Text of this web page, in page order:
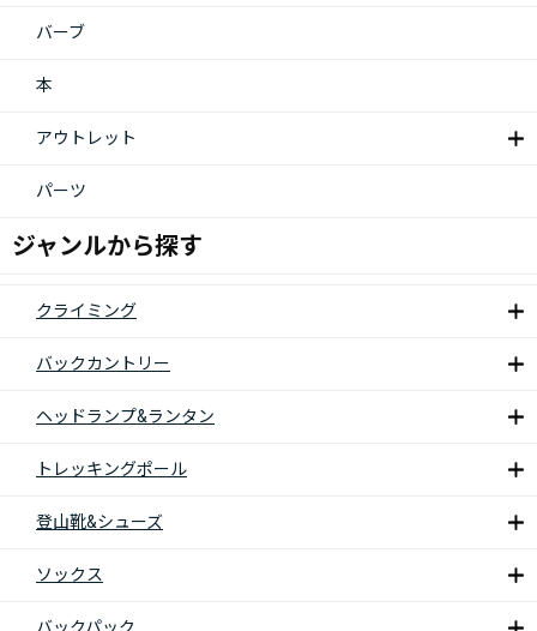
バーブ
本
アウトレット
パーツ
ジャンルから探す
クライミング
バックカントリー
ヘッドランプ&ランタン
トレッキングポール
登山靴&シューズ
ソックス